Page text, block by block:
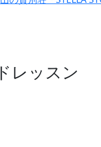
レッスン